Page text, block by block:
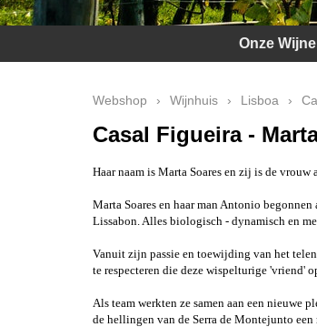
Onze
Webshop › Wijnhuis › Lisboa ›
Casal Figueira -
Haar naam is Marta Soares en zij is de
Marta Soares en haar man Antonio begonnen
Lissabon. Alles biologisch - dynamisch en
Vanuit zijn passie en toewijding van het
te respecteren die deze wispelturige
Als team werkten ze samen aan een nieuwe
de hellingen van de Serra de Montejunto